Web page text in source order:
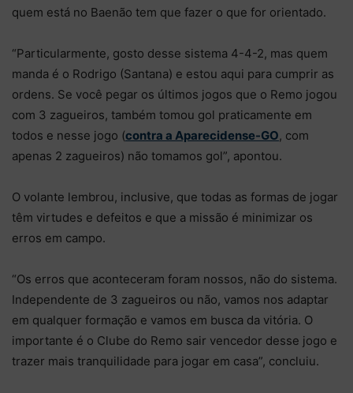
quem está no Baenão tem que fazer o que for orientado.
“Particularmente, gosto desse sistema 4-4-2, mas quem
manda é o Rodrigo (Santana) e estou aqui para cumprir as
ordens. Se você pegar os últimos jogos que o Remo jogou
com 3 zagueiros, também tomou gol praticamente em
todos e nesse jogo (contra a Aparecidense-GO, com
apenas 2 zagueiros) não tomamos gol”, apontou.
O volante lembrou, inclusive, que todas as formas de jogar
têm virtudes e defeitos e que a missão é minimizar os
erros em campo.
“Os erros que aconteceram foram nossos, não do sistema.
Independente de 3 zagueiros ou não, vamos nos adaptar
em qualquer formação e vamos em busca da vitória. O
importante é o Clube do Remo sair vencedor desse jogo e
trazer mais tranquilidade para jogar em casa”, concluiu.